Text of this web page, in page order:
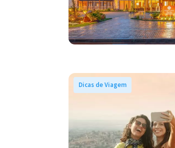
Dicas de Viagem